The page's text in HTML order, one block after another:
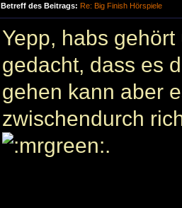
Betreff des Beitrags: Re: Big Finish Hörspiele
Yepp, habs
gedacht, dass es
gehen kann aber
zwischendurch
.